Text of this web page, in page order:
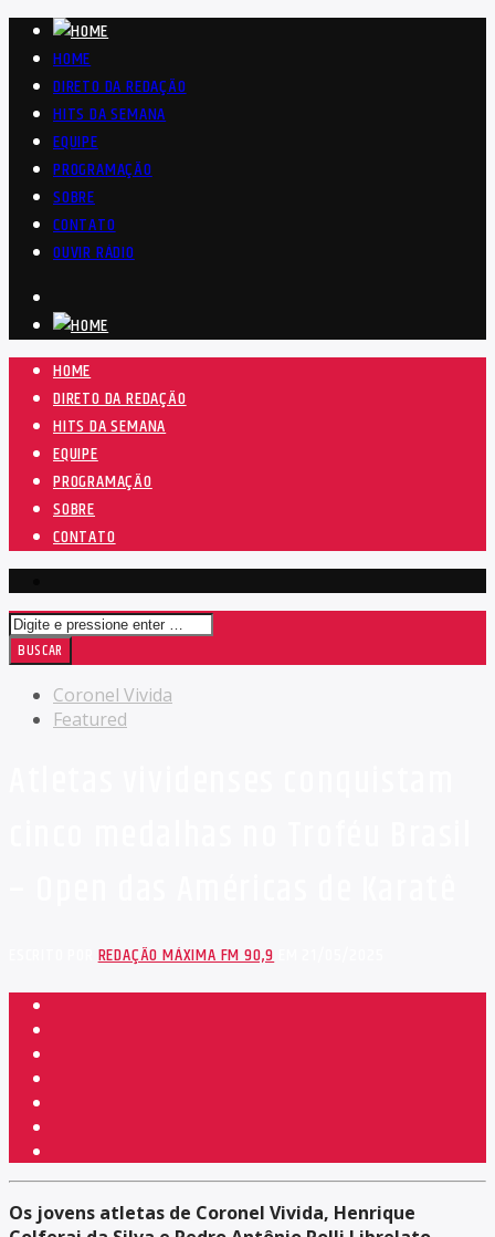
HOME
DIRETO DA REDAÇÃO
HITS DA SEMANA
EQUIPE
PROGRAMAÇÃO
SOBRE
CONTATO
OUVIR RÁDIO
HOME
DIRETO DA REDAÇÃO
HITS DA SEMANA
EQUIPE
PROGRAMAÇÃO
SOBRE
CONTATO
Coronel Vivida
Featured
ESCRITO PORREDAÇÃO MÁXIMA FM 90,9EM 21/05/2025
Os jovens atletas de Coronel Vivida, Henrique